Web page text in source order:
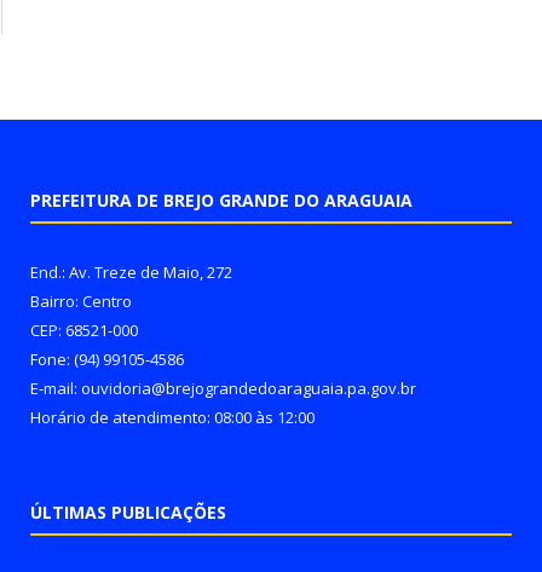
PREFEITURA DE BREJO GRANDE DO ARAGUAIA
End.: Av. Treze de Maio, 272
Bairro: Centro
CEP: 68521-000
Fone: (94) 99105-4586
E-mail: ouvidoria@brejograndedoaraguaia.pa.gov.br
Horário de atendimento: 08:00 às 12:00
ÚLTIMAS PUBLICAÇÕES